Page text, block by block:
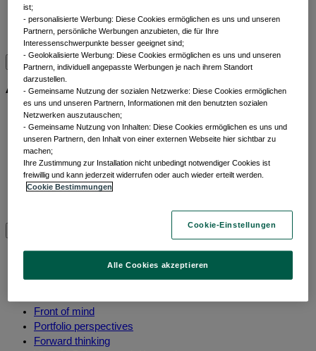
Multi-Asset
Alle Anlageklassen
Alle ETFs
Thematic ETFs
Min TE ETFs
Aktive fundamentale ETFs
ESG Enhanced ETFs
Alpha Enhanced ETFs
Next Gen ETFs
Beiträge nach
Kategorien
Front of mind
Portfolio perspectives
Forward thinking
ist;
- personalisierte Werbung: Diese Cookies ermöglichen es uns und unseren
Partnern, persönliche Werbungen anzubieten, die für Ihre
Interessenschwerpunkte besser geeignet sind;
- Geolokalisierte Werbung: Diese Cookies ermöglichen es uns und unseren
Partnern, individuell angepasste Werbungen je nach ihrem Standort
darzustellen.
- Gemeinsame Nutzung der sozialen Netzwerke: Diese Cookies ermöglichen
es uns und unseren Partnern, Informationen mit den benutzten sozialen
Netzwerken auszutauschen;
- Gemeinsame Nutzung von Inhalten: Diese Cookies ermöglichen es uns und
unseren Partnern, den Inhalt von einer externen Webseite hier sichtbar zu
machen;
​ Ihre Zustimmung zur Installation nicht unbedingt notwendiger Cookies ist
freiwillig und kann jederzeit widerrufen oder auch wieder erteilt werden.
Cookie Bestimmungen
Cookie-Einstellungen
Alle Cookies akzeptieren